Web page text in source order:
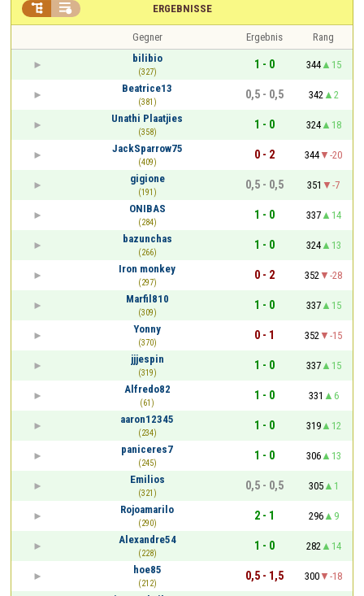
ERGEBNISSE
 
Gegner Ergebnis
Rang
bilibio
(327)
1 - 0 344
15
Beatrice13
(381)
0,5 - 0,5 342
2
Unathi Plaatjies
(358)
1 - 0 324
18
JackSparrow75
(409)
0 - 2 344
-20
gigione
(191)
0,5 - 0,5 351
-7
ONIBAS
(284)
1 - 0 337
14
bazunchas
(266)
1 - 0 324
13
Iron monkey
(297)
0 - 2 352
-28
Marfil810
(309)
1 - 0 337
15
Yonny
(370)
0 - 1 352
-15
jjjespin
(319)
1 - 0 337
15
Alfredo82
(61)
1 - 0 331
6
aaron12345
(234)
1 - 0 319
12
paniceres7
(245)
1 - 0 306
13
Emilios
(321)
0,5 - 0,5 305
1
Rojoamarilo
(290)
2 - 1 296
9
Alexandre54
(228)
1 - 0 282
14
hoe85
(212)
0,5 - 1,5 300
-18